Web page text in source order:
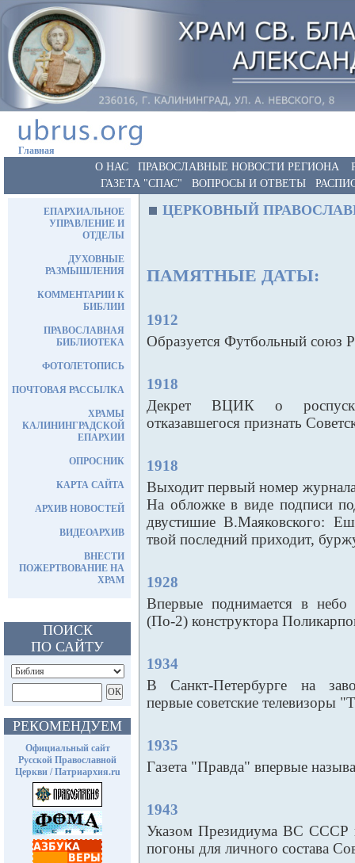
Главная
О НАС ПРАВОСЛАВНЫЕ НОВОСТИ РЕГИОНА
ГАЗЕТА "СПАС"
ВОПРОСЫ И ОТВЕТЫ
ЕПАРХИАЛЬНОЕ
УПРАВЛЕНИЕ И
ОТДЕЛЫ
ДУХОВНЫЕ
РАЗМЫШЛЕНИЯ
КОММЕНТАРИИ К
БИБЛИИ
ПРАВОСЛАВНАЯ
БИБЛИОТЕКА
ФОТОЛЕТОПИСЬ
ПОЧТОВАЯ РАССЫЛКА
ХРАМЫ
КАЛИНИНГРАДСКОЙ
ЕПАРХИИ
ОПРОСНИК
КАРТА САЙТА
АРХИВ НОВОСТЕЙ
ВИДЕОАРХИВ
ВНЕСТИ
ПОЖЕРТВОВАНИЕ НА
ХРАМ
ПОИСК
ПО САЙТУ
РЕКОМЕНДУЕМ
Официальный сайт
Русской Православной
Церкви / Патриархия.ru
ЦЕРКОВНЫЙ
ПАМЯТНЫЕ ДАТЫ:
1912
Образуется Футбольный союз
1918
Декрет ВЦИК о роспуске
отказавшегося признать
1918
Выходит первый номер
На обложке в виде подписи
двустишие В.Маяковского:
твой последний приходит,
1928
Впервые поднимается в
(По-2) конструктора
1934
В Санкт-Петербурге на
первые советские телевизоры
1935
Газета "Правда" впервые
1943
Указом Президиума ВС СССР
погоны для личного состава